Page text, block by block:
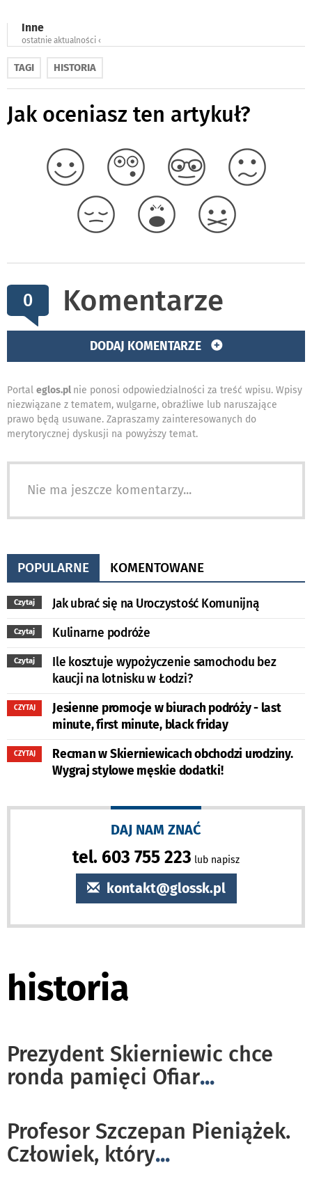
Inne
ostatnie aktualności ‹
TAGI HISTORIA
Jak oceniasz ten artykuł?
0 Komentarze
DODAJ KOMENTARZE
Portal eglos.pl nie ponosi odpowiedzialności za treść wpisu. Wpisy
niezwiązane z tematem, wulgarne, obraźliwe lub naruszające
prawo będą usuwane. Zapraszamy zainteresowanych do
merytorycznej dyskusji na powyższy temat.
Nie ma jeszcze komentarzy...
POPULARNE KOMENTOWANE
Czytaj Jak ubrać się na Uroczystość Komunijną
Czytaj Kulinarne podróże
Czytaj
Ile kosztuje wypożyczenie samochodu bez
kaucji na lotnisku w Łodzi?
CZYTAJ
Jesienne promocje w biurach podróży - last
minute, first minute, black friday
CZYTAJ
Recman w Skierniewicach obchodzi urodziny.
Wygraj stylowe męskie dodatki!
DAJ NAM ZNAĆ
tel. 603 755 223 lub napisz
kontakt@glossk.pl
historia
Prezydent Skierniewic chce
ronda pamięci Ofiar...
Profesor Szczepan Pieniążek.
Człowiek, który...